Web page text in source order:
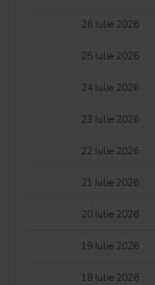
26 Iulie 2026
25 Iulie 2026
24 Iulie 2026
23 Iulie 2026
22 Iulie 2026
21 Iulie 2026
20 Iulie 2026
19 Iulie 2026
18 Iulie 2026